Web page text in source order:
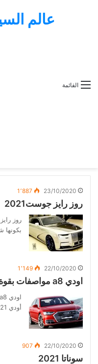
عالم
القائمة
23/10/2020 1٬887
روز رايز جوست2021
بكونها
22/10/2020 1٬149
اودي a8 مواصفات بقوة .453 حصان
أودي 2021 A8 تخفي…
22/10/2020
907
سوناتا 2021